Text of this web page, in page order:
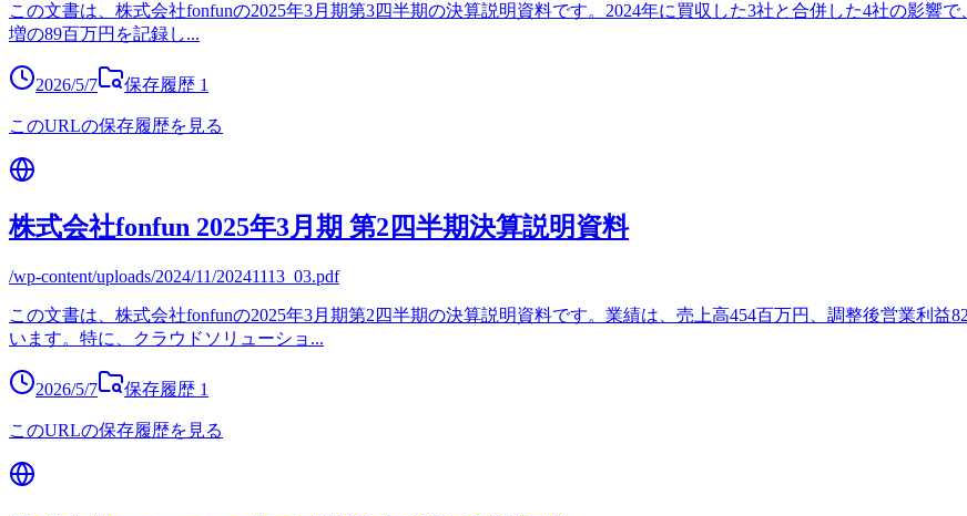
この文書は、株式会社fonfunの2025年3月期第3四半期の決算説明資料です。2024年に買収した3社と合併した4社の影響
増の89百万円を記録し...
2026/5/7 保存履歴 1
このURLの保存履歴を見る
株式会社fonfun 2025年3月期 第2四半期決算説明資料
/wp-content/uploads/2024/11/20241113_03.pdf
この文書は、株式会社fonfunの2025年3月期第2四半期の決算説明資料です。業績は、売上高454百万円、調整後営業利益
います。特に、クラウドソリューショ ...
2026/5/7 保存履歴 1
このURLの保存履歴を見る